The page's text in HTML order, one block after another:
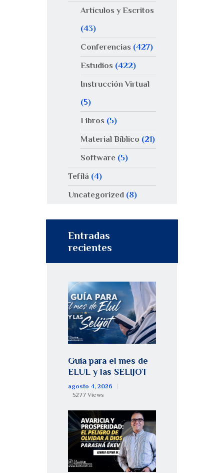
Artículos y Escritos
(43)
Conferencias (427)
Estudios (422)
Instrucción Virtual
(5)
Libros (5)
Material Bíblico (21)
Software(5)
Tefilá (4)
Uncategorized (8)
Entradas
recientes
Guía para el mes de
ELUL y las SELIJOT
agosto 4, 2026
5277 Views